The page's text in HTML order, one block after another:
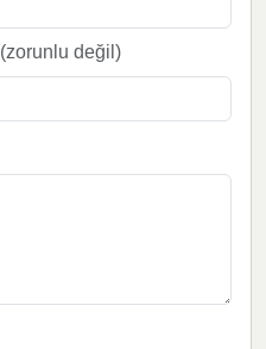
(zorunlu değil)